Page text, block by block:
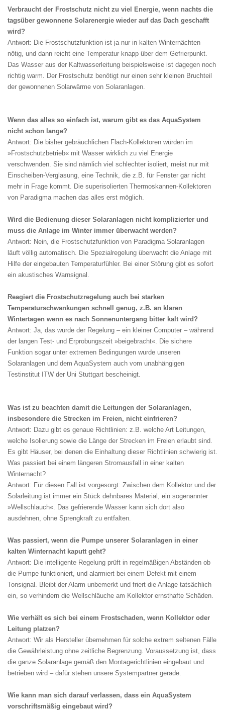
Verbraucht der Frostschutz nicht zu viel Energie, wenn nachts die
tagsüber gewonnene Solarenergie wieder auf das Dach geschafft
wird?
Antwort: Die Frostschutzfunktion ist ja nur in kalten Winternächten
nötig, und dann reicht eine Temperatur knapp über dem Gefrierpunkt.
Das Wasser aus der Kaltwasserleitung beispielsweise ist dagegen noch
richtig warm. Der Frostschutz benötigt nur einen sehr kleinen Bruchteil
der gewonnenen Solarwärme von Solaranlagen.
Wenn das alles so einfach ist, warum gibt es das AquaSystem
nicht schon lange?
Antwort: Die bisher gebräuchlichen Flach-Kollektoren würden im
»Frostschutzbetrieb« mit Wasser wirklich zu viel Energie
verschwenden. Sie sind nämlich viel schlechter isoliert, meist nur mit
Einscheiben-Verglasung, eine Technik, die z.B. für Fenster gar nicht
mehr in Frage kommt. Die superisolierten Thermoskannen-Kollektoren
von Paradigma machen das alles erst möglich.
Wird die Bedienung dieser Solaranlagen nicht komplizierter und
muss die Anlage im Winter immer überwacht werden?
Antwort: Nein, die Frostschutzfunktion von Paradigma Solaranlagen
läuft völlig automatisch. Die Spezialregelung überwacht die Anlage mit
Hilfe der eingebauten Temperaturfühler. Bei einer Störung gibt es sofort
ein akustisches Warnsignal.
Reagiert die Frostschutzregelung auch bei starken
Temperaturschwankungen schnell genug, z.B. an klaren
Wintertagen wenn es nach Sonnenuntergang bitter kalt wird?
Antwort: Ja, das wurde der Regelung – ein kleiner Computer – während
der langen Test- und Erprobungszeit »beigebracht«. Die sichere
Funktion sogar unter extremen Bedingungen wurde unseren
Solaranlagen und dem AquaSystem auch vom unabhängigen
Testinstitut ITW der Uni Stuttgart bescheinigt.
Was ist zu beachten damit die Leitungen der Solaranlagen,
insbesondere die Strecken im Freien, nicht einfrieren?
Antwort: Dazu gibt es genaue Richtlinien: z.B. welche Art Leitungen,
welche Isolierung sowie die Länge der Strecken im Freien erlaubt sind.
Es gibt Häuser, bei denen die Einhaltung dieser Richtlinien schwierig ist.
Was passiert bei einem längeren Stromausfall in einer kalten
Winternacht?
Antwort: Für diesen Fall ist vorgesorgt: Zwischen dem Kollektor und der
Solarleitung ist immer ein Stück dehnbares Material, ein sogenannter
»Wellschlauch«. Das gefrierende Wasser kann sich dort also
ausdehnen, ohne Sprengkraft zu entfalten.
Was passiert, wenn die Pumpe unserer Solaranlagen in einer
kalten Winternacht kaputt geht?
Antwort: Die intelligente Regelung prüft in regelmäßigen Abständen ob
die Pumpe funktioniert, und alarmiert bei einem Defekt mit einem
Tonsignal. Bleibt der Alarm unbemerkt und friert die Anlage tatsächlich
ein, so verhindern die Wellschläuche am Kollektor ernsthafte Schäden.
Wie verhält es sich bei einem Frostschaden, wenn Kollektor oder
Leitung platzen?
Antwort: Wir als Hersteller übernehmen für solche extrem seltenen Fälle
die Gewährleistung ohne zeitliche Begrenzung. Voraussetzung ist, dass
die ganze Solaranlage gemäß den Montagerichtlinien eingebaut und
betrieben wird – dafür stehen unsere Systempartner gerade.
Wie kann man sich darauf verlassen, dass ein AquaSystem
vorschriftsmäßig eingebaut wird?